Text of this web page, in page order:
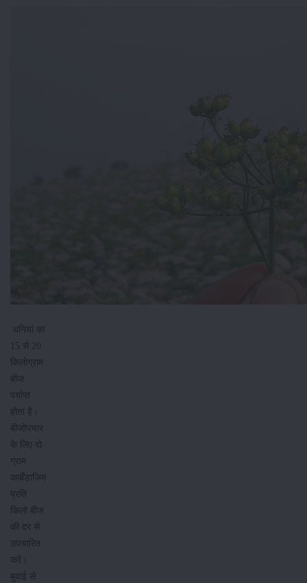
धनियां का
15 से 20
किलोग्राम
पर्याप्त
होता है।
बीजोपचार
के लिए दो
ग्राम
कार्बेंडाजिम
प्रति
किलो बीज
की दर से
उपचारित
करें।
बुवाई से